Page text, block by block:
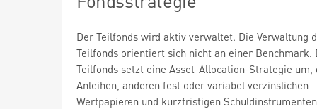
Der Teilfonds wird aktiv verwaltet. Die Verwaltung
Teilfonds orientiert sich nicht an einer Benchmark.
Teilfonds setzt eine Asset-Allocation-Strategie um,
Anleihen, anderen fest oder variabel verzinslichen
Wertpapieren und kurzfristigen